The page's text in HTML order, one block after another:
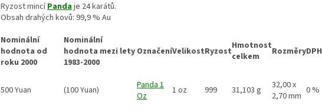
Ryzost mincíPandaje 24 karátů.
Obsah drahých kovů: 99,9 % Au
Nominální
hodnota od
roku 2000
Nominální
hodnota mezi lety
1983-2000
OznačeníVelikostRyzostHmotnost
celkem
RozměryDPH
500 Yuan (100 Yuan)
Panda 1
Oz
1 oz 999 31,103 g
32,00 x
2,70 mm 0 %